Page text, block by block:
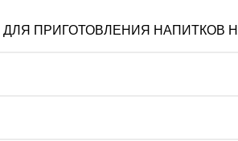
ПРИГОТОВЛЕНИЯ НАПИТКОВ